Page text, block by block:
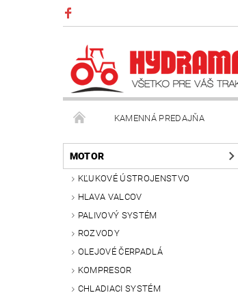
KAMENNÁ PREDAJŇA
VŠEOBECNÉ OBCHODNÉ PODMIENKY
MOTOR
KĽUKOVÉ ÚSTROJENSTVO
HLAVA VALCOV
PALIVOVÝ SYSTÉM
ROZVODY
OLEJOVÉ ČERPADLÁ
KOMPRESOR
CHLADIACI SYSTÉM